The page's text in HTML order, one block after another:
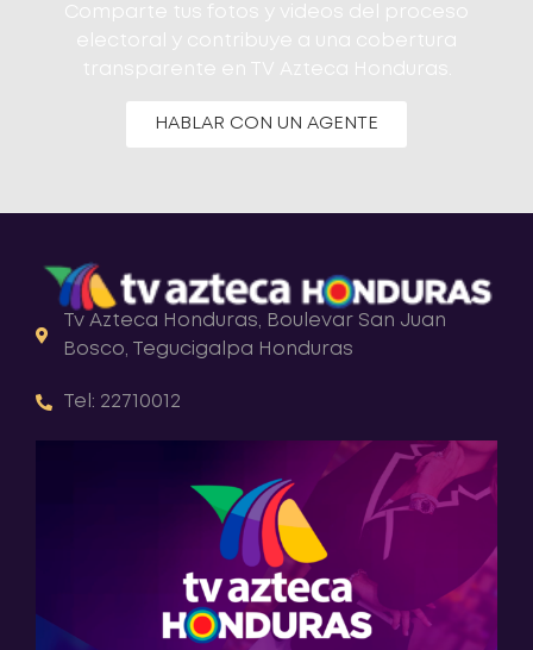
Comparte tus fotos y videos del proceso
electoral y contribuye a una cobertura
transparente en TV Azteca Honduras.
HABLAR CON UN AGENTE
Tv Azteca Honduras, Boulevar San Juan
Bosco, Tegucigalpa Honduras
Tel: 22710012